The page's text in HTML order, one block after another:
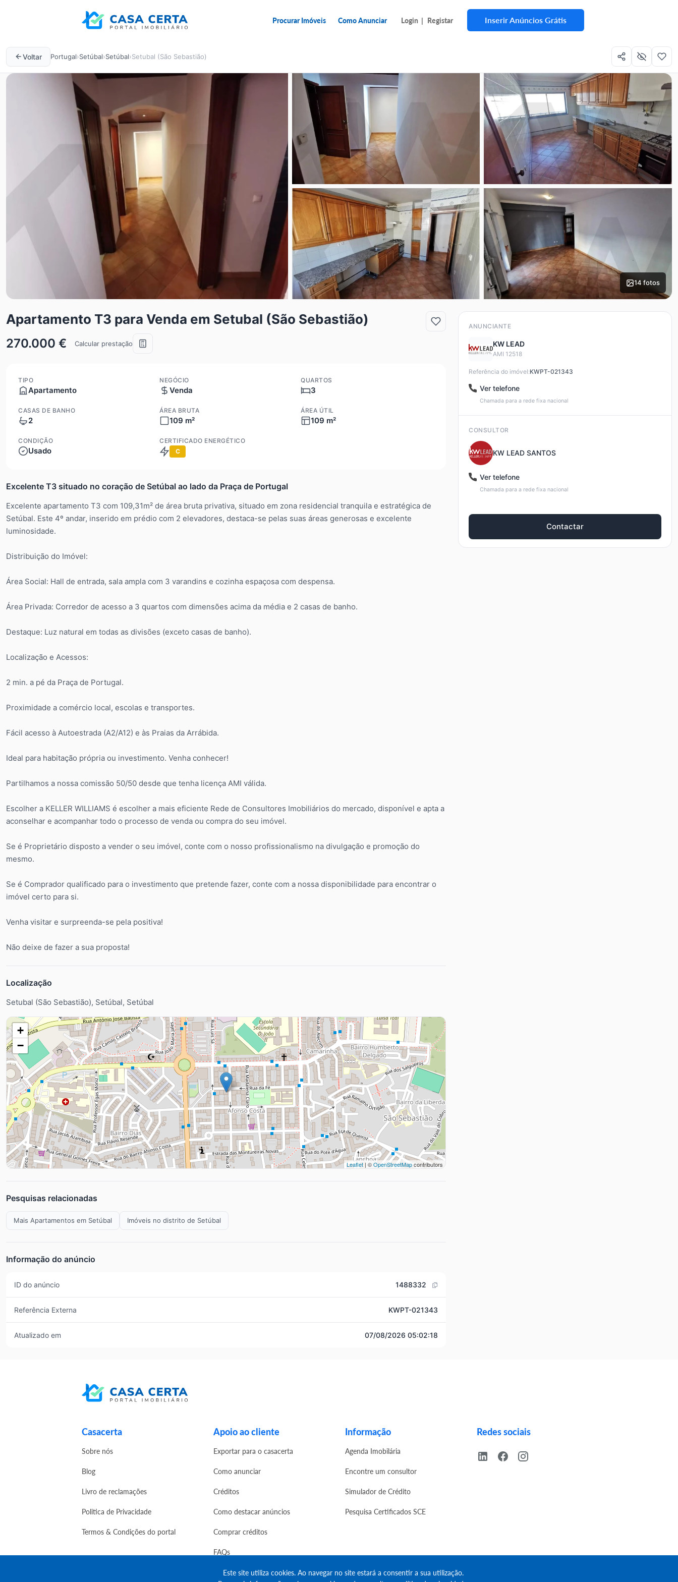
Procurar Imóveis Como Anunciar Login | Registar Inserir Anúncios Grátis
Voltar Portugal›Setúbal›Setúbal›Setubal (São Sebastião)
14 fotos
Apartamento T3 para Venda em Setubal (São Sebastião)
270.000 € Calcular prestação
TIPO
Apartamento
NEGÓCIO
Venda
QUARTOS
3
CASAS DE BANHO
2
ÁREA BRUTA
109 m²
ÁREA ÚTIL
109 m²
CONDIÇÃO
Usado
CERTIFICADO ENERGÉTICO
C
Excelente T3 situado no coração de Setúbal ao lado da Praça de Portugal
Excelente apartamento T3 com 109,31m² de área bruta privativa, situado em zona residencial tranquila e estratégica de
Setúbal. Este 4º andar, inserido em prédio com 2 elevadores, destaca-se pelas suas áreas generosas e excelente
luminosidade.
Distribuição do Imóvel:
Área Social: Hall de entrada, sala ampla com 3 varandins e cozinha espaçosa com despensa.
Área Privada: Corredor de acesso a 3 quartos com dimensões acima da média e 2 casas de banho.
Destaque: Luz natural em todas as divisões (exceto casas de banho).
Localização e Acessos:
2 min. a pé da Praça de Portugal.
Proximidade a comércio local, escolas e transportes.
Fácil acesso à Autoestrada (A2/A12) e às Praias da Arrábida.
Ideal para habitação própria ou investimento. Venha conhecer!
Partilhamos a nossa comissão 50/50 desde que tenha licença AMI válida.
Escolher a KELLER WILLIAMS é escolher a mais eficiente Rede de Consultores Imobiliários do mercado, disponível e apta a
aconselhar e acompanhar todo o processo de venda ou compra do seu imóvel.
Se é Proprietário disposto a vender o seu imóvel, conte com o nosso profissionalismo na divulgação e promoção do
mesmo.
Se é Comprador qualificado para o investimento que pretende fazer, conte com a nossa disponibilidade para encontrar o
imóvel certo para si.
Venha visitar e surpreenda-se pela positiva!
Não deixe de fazer a sua proposta!
Localização
Setubal (São Sebastião), Setúbal, Setúbal
+
−
Leaflet | ©OpenStreetMapcontributors
Pesquisas relacionadas
Mais Apartamentos em Setúbal Imóveis no distrito de Setúbal
Informação do anúncio
ID do anúncio 1488332
Referência Externa KWPT-021343
Atualizado em 07/08/2026 05:02:18
ANUNCIANTE
KW LEAD
AMI 12518
Referência do imóvel:KWPT-021343
Ver telefone
Chamada para a rede fixa nacional
CONSULTOR
KW LEAD SANTOS
Ver telefone
Chamada para a rede fixa nacional
Contactar
Casacerta
Sobre nós
Blog
Livro de reclamações
Politica de Privacidade
Termos & Condições do portal
Apoio ao cliente
Exportar para o casacerta
Como anunciar
Créditos
Como destacar anúncios
Comprar créditos
FAQs
Informação
Agenda Imobilária
Encontre um consultor
Simulador de Crédito
Pesquisa Certificados SCE
Redes sociais
Este site utiliza cookies. Ao navegar no site estará a consentir a sua utilização.